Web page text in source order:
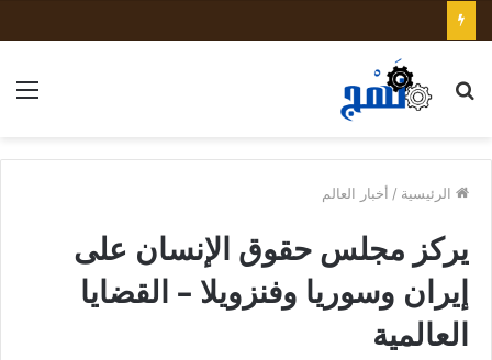
بحث
الرئيسية / أخبار العالم
يركز مجلس حقوق الإنسان على
إيران وسوريا وفنزويلا – القضايا
العالمية